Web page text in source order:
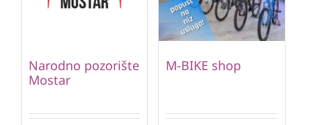
Narodno pozorište
Mostar
M-BIKE shop